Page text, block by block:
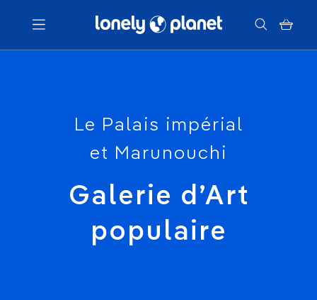
Menu
Votre recherche
Le Palais impérial
et Marunouchi
Galerie d’Art
populaire